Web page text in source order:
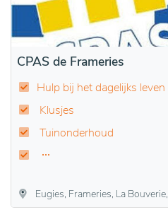
CPAS de Frameries
Hulp bij het dagelijks leven
Klusjes
Tuinonderhoud
Eugies, Frameries, La Bouverie, Noirchain, Sars-la-Bruyère